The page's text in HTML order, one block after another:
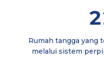
Rumah tangga yang
melalui sistem